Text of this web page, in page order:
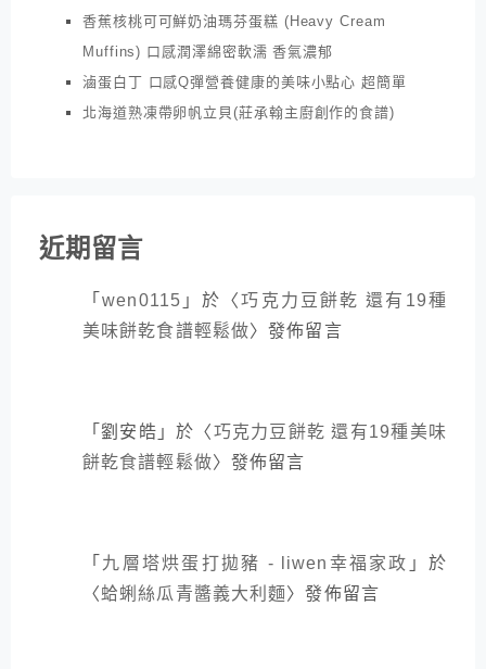
香蕉核桃可可鮮奶油瑪芬蛋糕 (Heavy Cream
Muffins) 口感潤澤綿密軟濡 香氣濃郁
滷蛋白丁 口感Q彈營養健康的美味小點心 超簡單
北海道熟凍帶卵帆立貝(莊承翰主廚創作的食譜)
近期留言
「wen0115 」於〈巧克力豆餅乾 還有19種
美味餅乾食譜輕鬆做〉發佈留言
「劉安皓 」於〈巧克力豆餅乾 還有19種美味
餅乾食譜輕鬆做〉發佈留言
「 九層塔烘蛋打拋豬 - liwen幸福家政 」於
〈蛤蜊絲瓜青醬義大利麵〉發佈留言